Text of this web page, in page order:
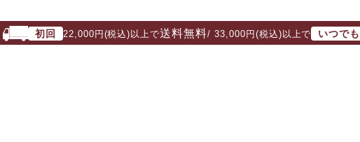
初回 22,000円(税込)以上で送料無料/ 33,000円(税込)以上で いつでも